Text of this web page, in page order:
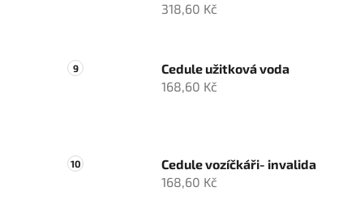
318,60 Kč
Cedule užitková voda
168,60 Kč
Cedule vozíčkáři- invalida
168,60 Kč